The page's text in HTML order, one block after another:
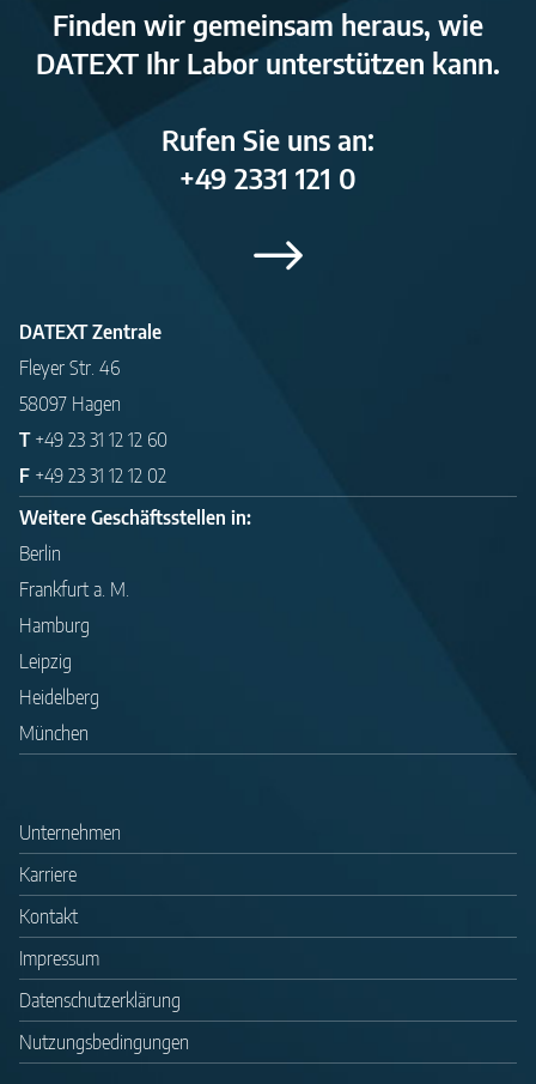
Finden wir gemeinsam heraus, wie
DATEXT Ihr Labor unterstützen kann.
Rufen Sie uns an:
+49 2331 121 0
DATEXT Zentrale
Fleyer Str. 46
58097 Hagen
T+49 23 31 12 12 60
F +49 23 31 12 12 02
Weitere Geschäftsstellen in:
Berlin
Frankfurt a. M.
Hamburg
Leipzig
Heidelberg
München
Unternehmen
Karriere
Kontakt
Impressum
Datenschutzerklärung
Nutzungsbedingungen